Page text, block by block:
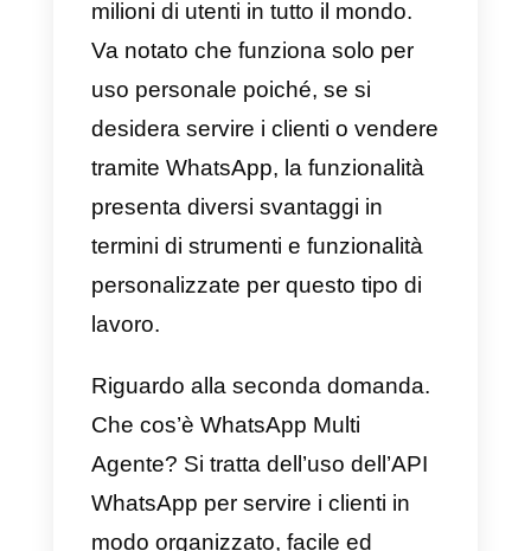
Tuttavia, in primo luogo, sorgono
due domande. Che cos’è
riferiamo alla nuova funzionalità
WhatsApp che ti permette di
aprire il tuo account su un
massimo di 5 dispositivi
contemporaneamente (1
e 4 schermate WhatsApp web).
Questa funzionalità è ancora in
fase beta e viene testata da